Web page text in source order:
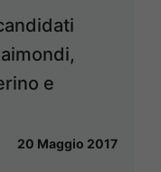
e
20 Maggio 2017